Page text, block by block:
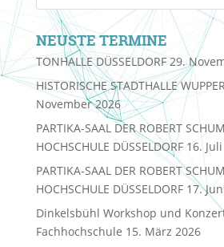
NEUSTE TERMINE
TONHALLE DÜSSELDORF 29.
HISTORISCHE STADTHALLE
November 2026
PARTIKA-SAAL DER ROBERT
HOCHSCHULE DÜSSELDORF 16.
PARTIKA-SAAL DER ROBERT
HOCHSCHULE DÜSSELDORF 17.
Dinkelsbühl Workshop und
Fachhochschule 15. März 2026